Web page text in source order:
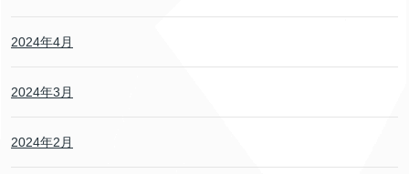
2024年4月
2024年3月
2024年2月